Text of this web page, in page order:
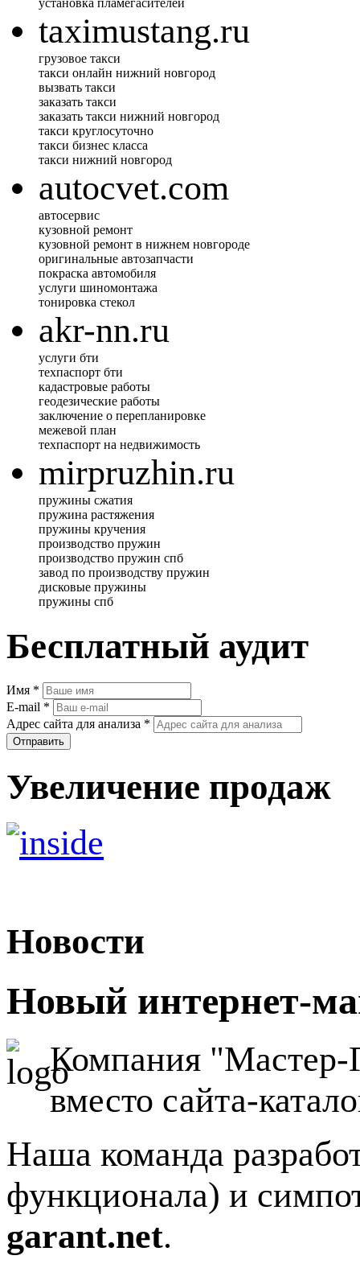
установка пламегасителей
taximustang.ru
грузовое такси
такси онлайн нижний новгород
вызвать такси
заказать такси
заказать такси нижний новгород
такси круглосуточно
такси бизнес класса
такси нижний новгород
autocvet.com
автосервис
кузовной ремонт
кузовной ремонт в нижнем новгороде
оригинальные автозапчасти
покраска автомобиля
услуги шиномонтажа
тонировка стекол
akr-nn.ru
услуги бти
техпаспорт бти
кадастровые работы
геодезические работы
заключение о перепланировке
межевой план
техпаспорт на недвижимость
mirpruzhin.ru
пружины сжатия
пружина растяжения
пружины кручения
производство пружин
производство пружин спб
завод по производству пружин
дисковые пружины
пружины спб
Бесплатный аудит
Имя *
E-mail *
Адрес сайта для анализа *
Увеличение продаж
Новости
Новый интернет-
Компания "Мастер-
вместо сайта-
Наша команда
функционала) и
garant.net.